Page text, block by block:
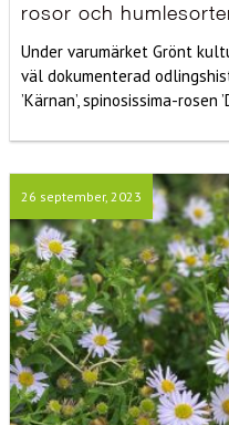
rosor och
Under varumärket Grönt
väl dokumenterad
’Kärnan’, spinosissima-rosen
26 september, 2023